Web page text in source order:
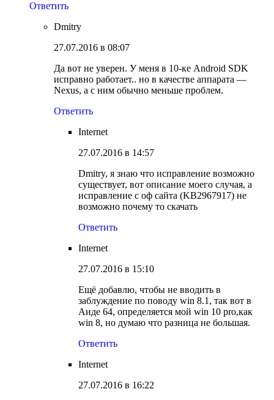
Ответить
Dmitry
27.07.2016 в 08:07
Да вот не уверен. У меня в 10-ке Android SDK
исправно работает.. но в качестве аппарата —
Nexus, а с ним обычно меньше проблем.
Ответить
Internet
27.07.2016 в 14:57
Dmitry, я знаю что исправление возможно
существует, вот описание моего случая, а
исправление с оф сайта (KB2967917) не
возможно почему то скачать
Ответить
Internet
27.07.2016 в 15:10
Ещё добавлю, чтобы не вводить в
заблуждение по поводу win 8.1, так вот в
Аиде 64, определяется мой win 10 pro,как
win 8, но думаю что разница не большая.
Ответить
Internet
27.07.2016 в 16:22